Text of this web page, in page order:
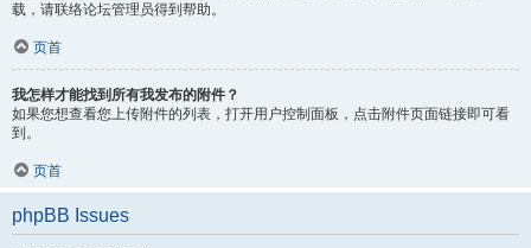
载，请联络论坛管理员得到帮助。
页首
我怎样才能找到所有我发布的附件？
如果您想查看您上传附件的列表，打开用户控制面板，点击附件页面链接即可看
到。
页首
phpBB Issues